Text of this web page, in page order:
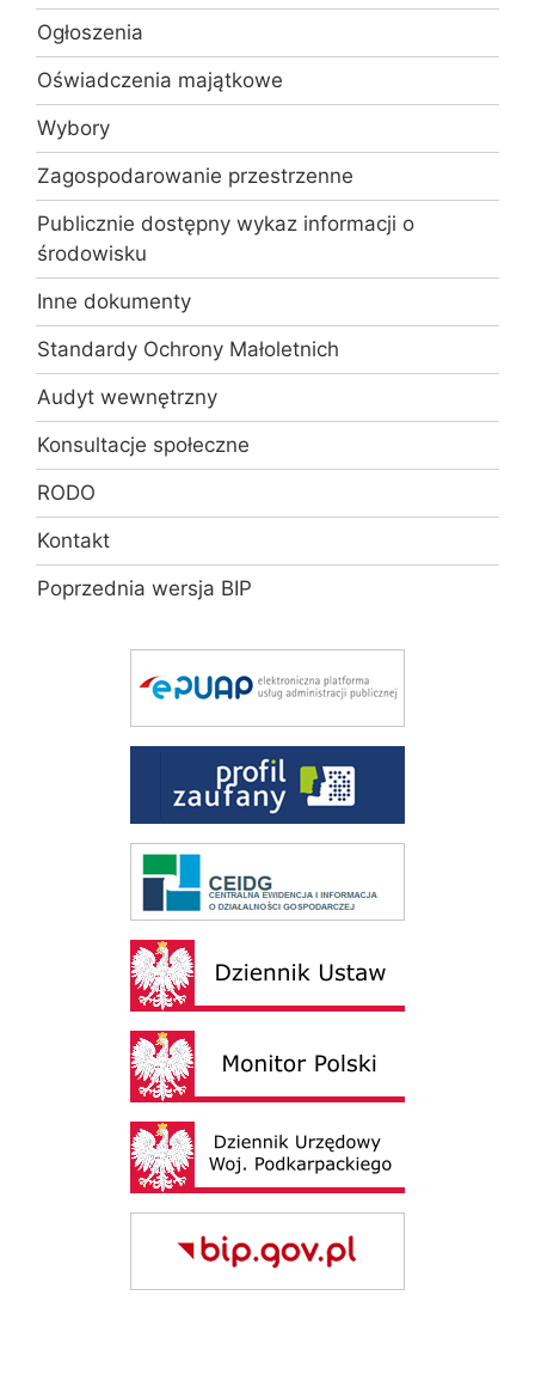
Ogłoszenia
Oświadczenia majątkowe
Wybory
Zagospodarowanie przestrzenne
Publicznie dostępny wykaz informacji o
środowisku
Inne dokumenty
Standardy Ochrony Małoletnich
Audyt wewnętrzny
Konsultacje społeczne
RODO
Kontakt
Poprzednia wersja BIP